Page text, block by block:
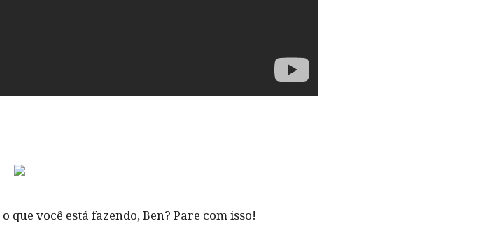
você está fazendo, Ben? Pare com isso!